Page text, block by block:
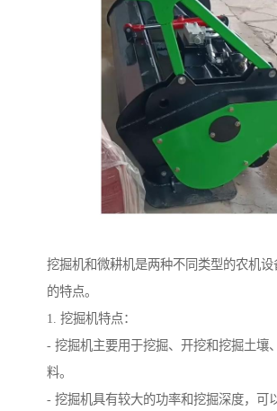
挖掘机和微耕机是两种不同类型的农机设
的特点。
1. 挖掘机特点：
- 挖掘机主要用于挖掘、开挖和挖掘土壤
料。
- 挖掘机具有较大的功率和挖掘深度，可